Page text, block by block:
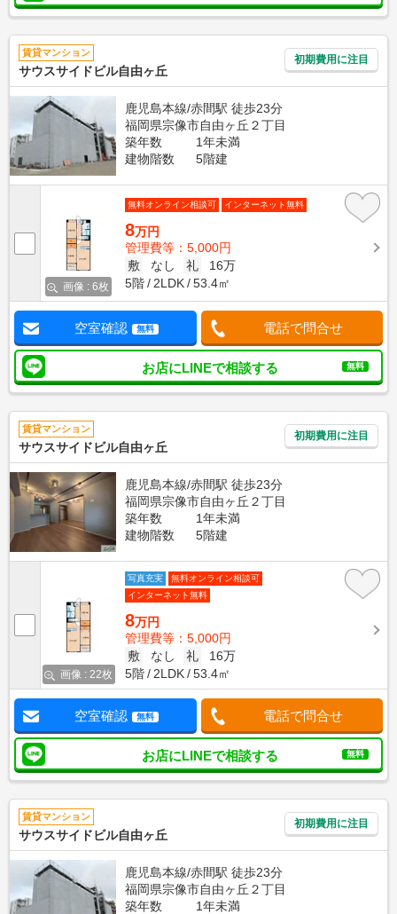
賃貸マンション
サウスサイドビル自由ヶ丘
初期費用に注目
鹿児島本線/赤間駅 徒歩23分
福岡県宗像市自由ヶ丘２丁目
築年数
1年未満
建物階数
5階建
画像 : 6枚
無料オンライン相談可 インターネット無料
8万円
管理費等：5,000円
敷
なし 礼
16万
5階
2LDK 53.4㎡
空室確認 無料 電話で問合せ
お店にLINEで相談する 無料
賃貸マンション
サウスサイドビル自由ヶ丘
初期費用に注目
鹿児島本線/赤間駅 徒歩23分
福岡県宗像市自由ヶ丘２丁目
築年数
1年未満
建物階数
5階建
画像 : 22枚
写真充実
無料オンライン相談可
インターネット無料
8万円
管理費等：5,000円
敷
なし 礼
16万
5階
2LDK 53.4㎡
空室確認 無料 電話で問合せ
お店にLINEで相談する 無料
賃貸マンション
サウスサイドビル自由ヶ丘
初期費用に注目
鹿児島本線/赤間駅 徒歩23分
福岡県宗像市自由ヶ丘２丁目
築年数
1年未満